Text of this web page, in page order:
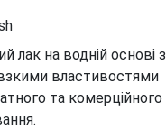
лак на водній основі з
властивостями
та комерційного